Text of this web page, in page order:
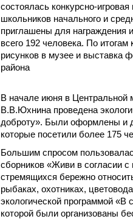
состоялась конкурсно-
школьников начального и
приглашены для награждения
всего 192 человека. По
рисунков в музее и выставка
района
В начале июня в Центральной
В.В.Юхнина проведена
доброту». Были оформлены и
которые посетили более 175
Большим спросом
сборников «Живи в согласии
стремящихся бережно
рыбаках, охотниках,
экологической программой
которой были организованы